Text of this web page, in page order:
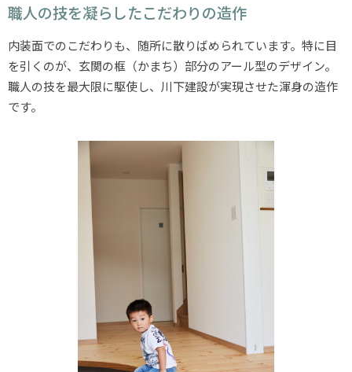
職人の技を凝らしたこだわりの造作
内装面でのこだわりも、随所に散りばめられています。特に目
を引くのが、玄関の框（かまち）部分のアール型のデザイン。
職人の技を最大限に駆使し、川下建設が実現させた渾身の造作
です。